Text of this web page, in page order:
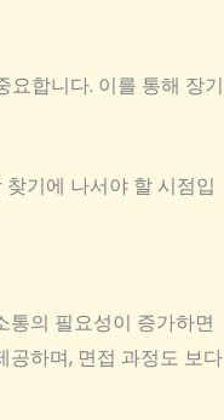
합니다. 이를 통해 장기
기에 나서야 할 시점입
통의 필요성이 증가하면
공하며, 면접 과정도 보다